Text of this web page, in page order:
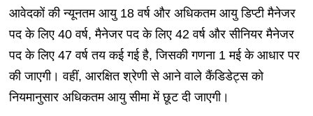
आवेदकों की न्यूनतम आयु 18 वर्ष और अधिकतम आयु डिप्टी मैनेजर
पद के लिए 40 वर्ष, मैनेजर पद के लिए 42 वर्ष और सीनियर मैनेजर
पद के लिए 47 वर्ष तय कई गई है, जिसकी गणना 1 मई के आधार पर
की जाएगी। वहीं, आरक्षित श्रेणी से आने वाले कैंडिडेट्स को
नियमानुसार अधिकतम आयु सीमा में छूट दी जाएगी।